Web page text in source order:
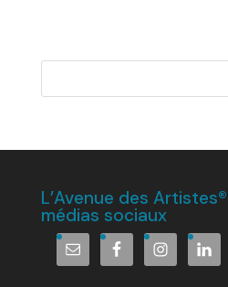
L’Avenue des
médias sociaux